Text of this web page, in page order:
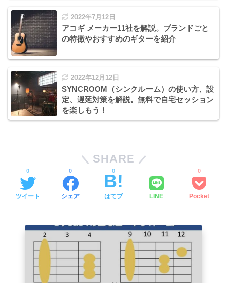
2022年7月12日
アコギ メーカー11社を解説。ブランドごと
の特徴やおすすめのギターを紹介
2022年12月12日
SYNCROOM（シンクルーム）の使い方、設
定、遅延対策を解説。無料で自宅セッション
を楽しもう！
SHARE
ツイート
0
シェア
0
はてブ
0
LINE Pocket
0